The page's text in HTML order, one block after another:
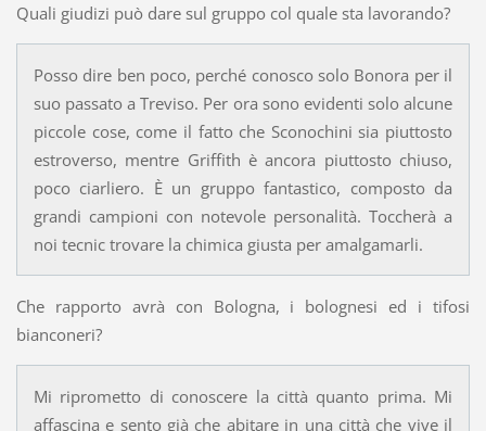
Quali giudizi può dare sul gruppo col quale sta lavorando?
Posso dire ben poco, perché conosco solo Bonora per il
suo passato a Treviso. Per ora sono evidenti solo alcune
piccole cose, come il fatto che Sconochini sia piuttosto
estroverso, mentre Griffith è ancora piuttosto chiuso,
poco ciarliero. È un gruppo fantastico, composto da
grandi campioni con notevole personalità. Toccherà a
noi tecnic trovare la chimica giusta per amalgamarli.
Che rapporto avrà con Bologna, i bolognesi ed i tifosi
bianconeri?
Mi riprometto di conoscere la città quanto prima. Mi
affascina e sento già che abitare in una città che vive il